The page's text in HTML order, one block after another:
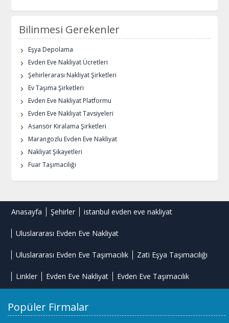
Bilinmesi Gerekenler
Eşya Depolama
Evden Eve Nakliyat Ücretleri
Şehirlerarası Nakliyat Şirketleri
Ev Taşıma Şirketleri
Evden Eve Nakliyat Platformu
Evden Eve Nakliyat Tavsiyeleri
Asansör Kiralama Şirketleri
Marangozlu Evden Eve Nakliyat
Nakliyat Şikayetleri
Fuar Taşımacılığı
Anasayfa Şehirler istanbul evden eve nakliyat
Uluslararası Evden Eve Nakliyat
Uluslararası Evden Eve Taşımacılık Zati Eşya Taşımacılığı
Linkler Evden Eve Nakliyat Evden Eve Taşımacılık
Popüler Firmalar